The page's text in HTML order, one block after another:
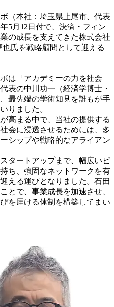
（本社：埼玉県上尾市、代表
5月12日付で、決済・フィン
の成長を支えてきた株式会社
也氏を戦略顧問として迎える
は「アカデミーの力を社会
表の中川功一（経済学博士・
最先端の学術知見を誰もが手
りました。
高まる中で、当社の提供する
会に浸透させるためには、多
シップや戦略的なアライアン
タートアップまで、幅広いビ
ち、強固なネットワークを有
える運びとなりました。石田
とで、事業成長を加速させ、
を届ける体制を構築してまい